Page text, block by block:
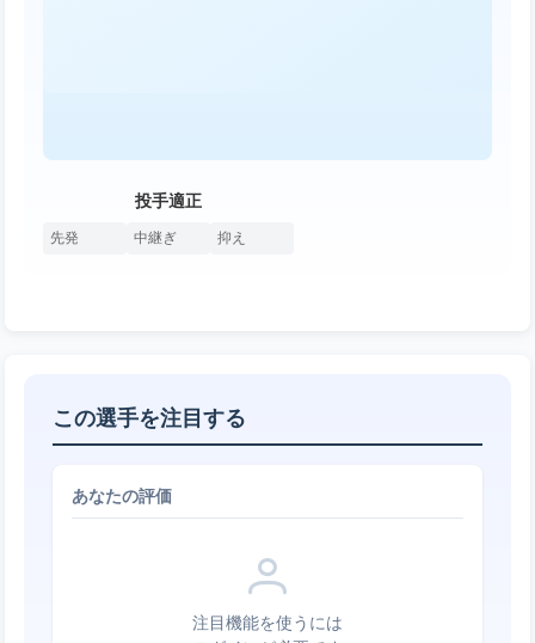
投手適正
先発 中継ぎ 抑え
この選手を注目する
あなたの評価
注目機能を使うには